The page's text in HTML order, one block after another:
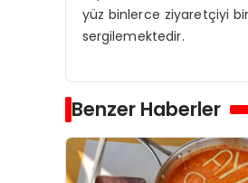
yüz binlerce ziyaretçiyi
sergilemektedir.
Benzer Haberler